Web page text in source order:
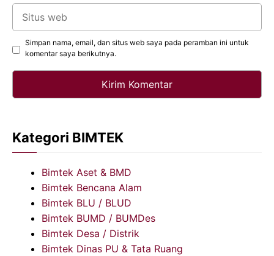
Simpan nama, email, dan situs web saya pada peramban ini untuk
komentar saya berikutnya.
Kategori BIMTEK
Bimtek Aset & BMD
Bimtek Bencana Alam
Bimtek BLU / BLUD
Bimtek BUMD / BUMDes
Bimtek Desa / Distrik
Bimtek Dinas PU & Tata Ruang